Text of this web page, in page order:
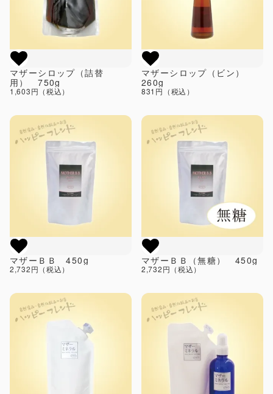
マザーシロップ（詰替
用） 750g
1,603円（税込）
マザーシロップ（ビン）
260g
831円（税込）
マザーＢＢ 450g
2,732円（税込）
マザーＢＢ（無糖） 450g
2,732円（税込）